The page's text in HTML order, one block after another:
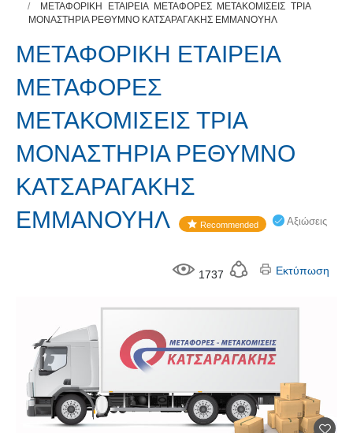
ΜΕΤΑΦΟΡΙΚΗ ΕΤΑΙΡΕΙΑ ΜΕΤΑΦΟΡΕΣ ΜΕΤΑΚΟΜΙΣΕΙΣ ΤΡΙΑ
ΜΟΝΑΣΤΗΡΙΑ ΡΕΘΥΜΝΟ ΚΑΤΣΑΡΑΓΑΚΗΣ ΕΜΜΑΝΟΥΗΛ
ΜΕΤΑΦΟΡΙΚΗ ΕΤΑΙΡΕΙΑ
ΜΕΤΑΦΟΡΕΣ
ΜΕΤΑΚΟΜΙΣΕΙΣ ΤΡΙΑ
ΜΟΝΑΣΤΗΡΙΑ ΡΕΘΥΜΝΟ
ΚΑΤΣΑΡΑΓΑΚΗΣ
ΕΜΜΑΝΟΥΗΛ
Recommended Αξιώσεις
1737 Εκτύπωση